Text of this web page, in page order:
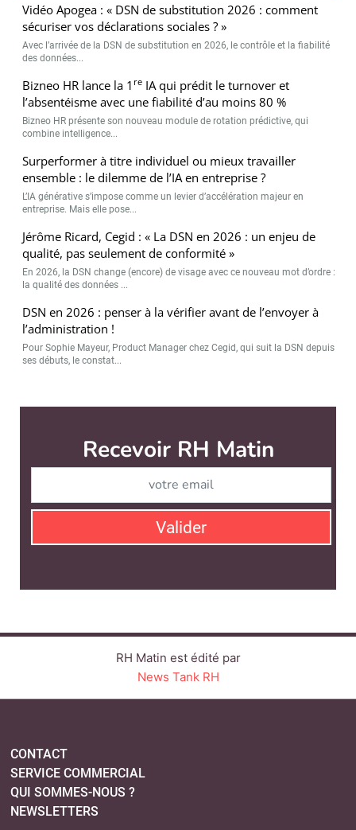
Vidéo Apogea : « DSN de substitution 2026 : comment
sécuriser vos déclarations sociales ? »
Avec l’arrivée de la DSN de substitution en 2026, le contrôle et la fiabilité
des données...
Bizneo HR lance la 1 re IA qui prédit le turnover et
l’absentéisme avec une fiabilité d’au moins 80 %
Bizneo HR présente son nouveau module de rotation prédictive, qui
combine intelligence...
Surperformer à titre individuel ou mieux travailler
ensemble : le dilemme de l’IA en entreprise ?
L’IA générative s’impose comme un levier d’accélération majeur en
entreprise. Mais elle pose...
Jérôme Ricard, Cegid : « La DSN en 2026 : un enjeu de
qualité, pas seulement de conformité »
En 2026, la DSN change (encore) de visage avec ce nouveau mot d’ordre :
la qualité des données ...
DSN en 2026 : penser à la vérifier avant de l’envoyer à
l’administration !
Pour Sophie Mayeur, Product Manager chez Cegid, qui suit la DSN depuis
ses débuts, le constat...
RH Matin est édité par
QUI SOMMES-NOUS ?
LINKEDINTWITTERFACEBOOK
MENTIONS LÉGALES
POLITIQUE DE CONFIDENTIALITÉ
COOKIES